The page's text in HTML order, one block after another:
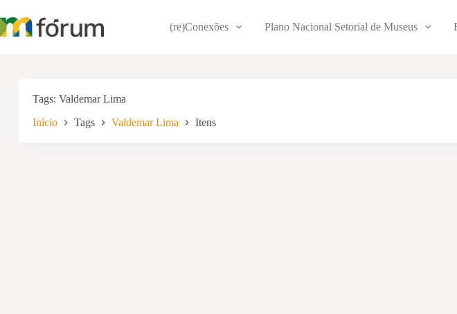
para
o
(re)Conexões Plano Nacional Setorial de Museus
Tags Valdemar Lima
Início Tags Valdemar Lima Itens